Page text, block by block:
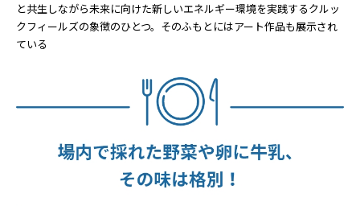
と共生しながら未来に向けた新しいエネルギー環境を実践するクルッ
クフィールズの象徴のひとつ。そのふもとにはアート作品も展示され
ている